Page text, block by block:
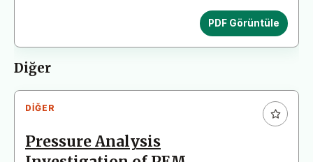
PDF Görüntüle
Diğer
DIĞER
Pressure Analysis